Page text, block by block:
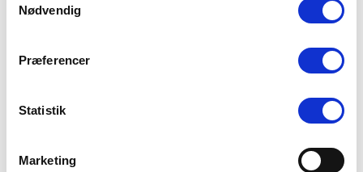
Du kan læse mere om vores brug af cookies under
"Detaljer" eller ved at klikke videre til vores Cookiepolitik,
Nødvendig
Præferencer
Statistik
Marketing